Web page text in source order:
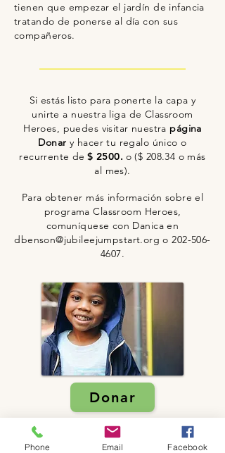
tienen que empezar el jardín de infancia
tratando de ponerse al día con sus
compañeros.
Si estás listo para ponerte la capa y
unirte a nuestra liga de Classroom
Heroes, puedes visitar nuestra página
Donar y hacer tu regalo único o
recurrente de $ 2500. o ($ 208.34 o más
al mes).
Para obtener más información sobre el
programa Classroom Heroes,
comuníquese con Danica en
dbenson@jubileejumpstart.org o202-506-
4607.
Donar
Phone Email Facebook